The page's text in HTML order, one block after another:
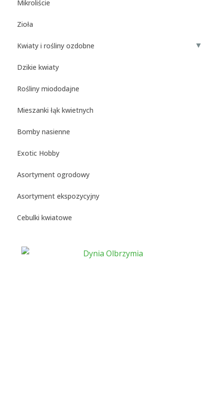
Mikroliście
Zioła
Kwiaty i rośliny ozdobne ▼
Dzikie kwiaty
Rośliny miododajne
Mieszanki łąk kwietnych
Bomby nasienne
Exotic Hobby
Asortyment ogrodowy
Asortyment ekspozycyjny
Cebulki kwiatowe